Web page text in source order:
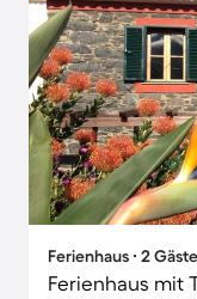
Ferienhaus ∙ 2
Ferienhaus mit